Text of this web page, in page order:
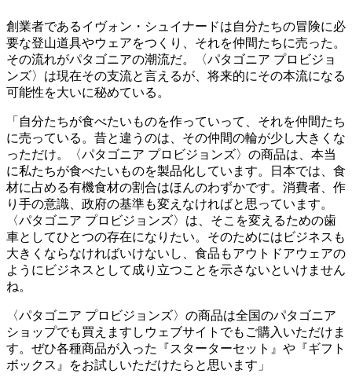
創業者であるイヴォン・シュイナードは自分たちの冒険に必
要な登山道具やウェアをつくり、それを仲間たちに売った。
その流れがパタゴニアの潮流だ。〈パタゴニア プロビジョ
ンズ〉は現在その支流と言えるが、将来的にその本流になる
可能性を大いに秘めている。
「自分たちが食べたいものを作っていって、それを仲間たち
に売っている。昔と違うのは、その仲間の輪が少し大きくな
っただけ。〈パタゴニア プロビジョンズ〉の商品は、本当
に私たちが食べたいものを製品化しています。日本では、食
材に占める有機食材の割合はほんのわずかです。消費者、作
り手の意識、政府の基準も変えなければと思っています。
〈パタゴニア プロビジョンズ〉は、そこを変えるための歯
車としてひとつの存在になりたい。そのためにはビジネスも
大きくならなければいけないし、食品もアウトドアウェアの
ようにビジネスとして成り立つことを示さないといけません
ね。
〈パタゴニア プロビジョンズ〉の商品は全国のパタゴニア
ショップでも買えますしウェブサイトでもご購入いただけま
す。ぜひ各種商品が入った『スターターセット』や『ギフト
ボックス』をお試しいただけたらと思います」